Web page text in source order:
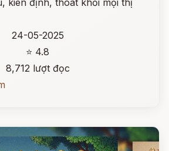
kiên định, thoát khỏi mọi thị
24-05-2025
⭐ 4.8
8,712 lượt đọc